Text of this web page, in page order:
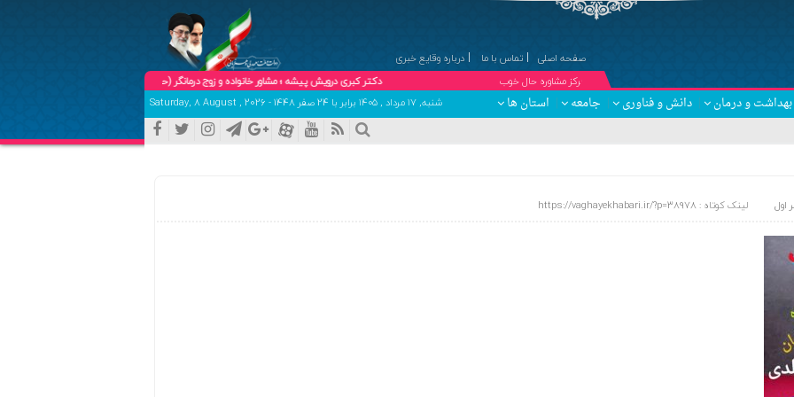
صفحه اصلی تماس با ما
درباره وقایع خبری
۞مرکز مشاوره حال خوب
دکتر کبری درویش پیشه ؛ مشاور خانواده و زوج درمانگر (حضوری و تلفنی ) تلفن هماهنگی و تعیین وقت:09102904758
بهداشت و درمان دانش و فناوری جامعه استان ها شنبه, ۱۷ مرداد , ۱۴۰۵ برابر با 24 صفر 1448 - Saturday, 8 August , 2026
اول لینک کوتاه : https://vaghayekhabari.ir/?p=38978